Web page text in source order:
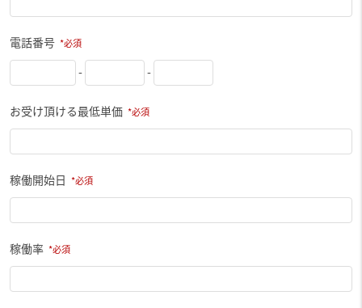
電話番号
-
-
お受け頂ける最低単価
稼働開始日
稼働率